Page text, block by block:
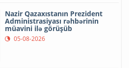
Nazir Qazaxıstanın Prezident
Administrasiyası rəhbərinin
müavini ilə görüşüb
05-08-2026